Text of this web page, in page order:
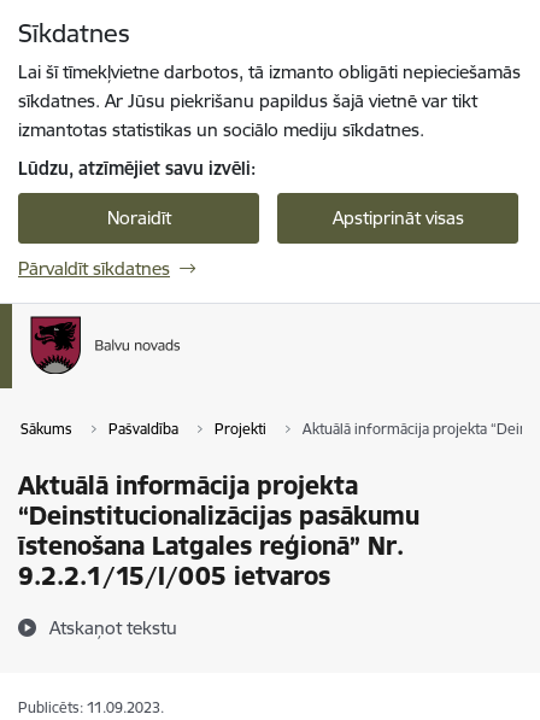
Sīkdatnes
Lai šī tīmekļvietne darbotos, tā izmanto obligāti nepieciešamās
sīkdatnes. Ar Jūsu piekrišanu papildus šajā vietnē var tikt
izmantotas statistikas un sociālo mediju sīkdatnes.
Lūdzu, atzīmējiet savu izvēli:
Noraidīt Apstiprināt visas
Pārvaldīt sīkdatnes
Sākums Pašvaldība Projekti Aktuālā informācija projekta
Aktuālā informācija projekta
“Deinstitucionalizācijas pasākumu
īstenošana Latgales reģionā” Nr.
9.2.2.1/15/I/005 ietvaros
Atskaņot tekstu
Publicēts: 11.09.2023.